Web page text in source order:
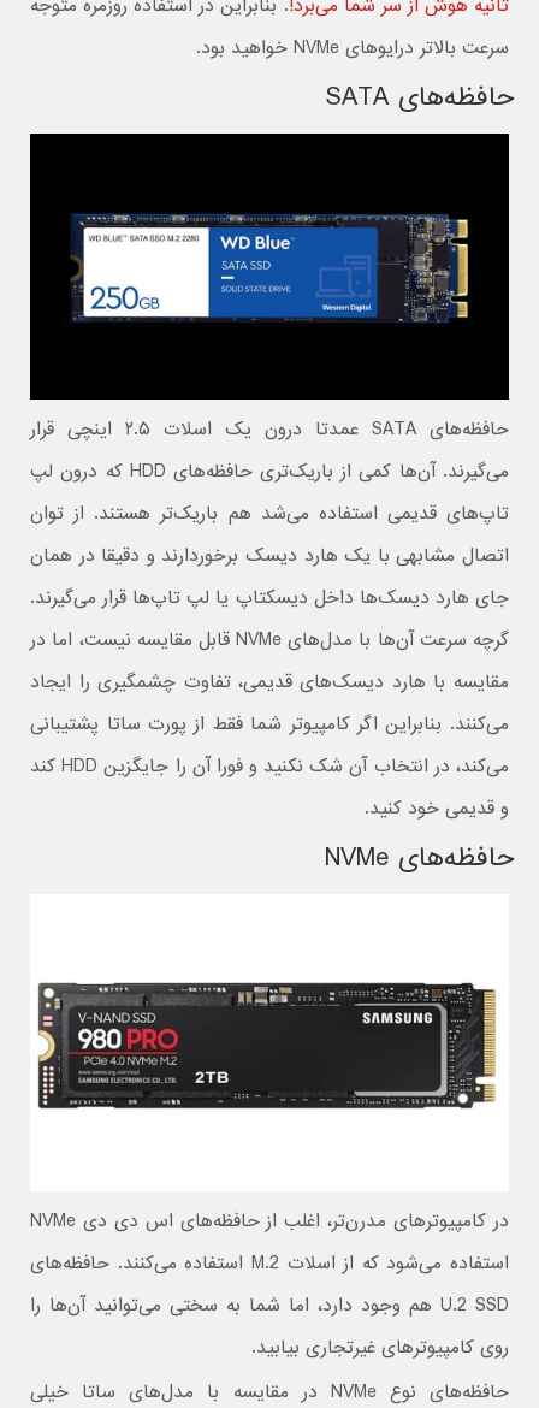
ثانیه هوش از سر شما می‌برد!. بنابراین در استفاده روزمره متوجه
سرعت بالاتر درایوهای NVMe خواهید بود.
حافظه‌های SATA
حافظه‌های SATA عمدتا درون یک اسلات ۲.۵ اینچی قرار
می‌گیرند. آن‌ها کمی از باریک‌تری حافظه‌های HDD که درون لپ
تاپ‌های قدیمی استفاده می‌شد هم باریک‌تر هستند. از توان
اتصال مشابهی با یک هارد دیسک برخوردارند و دقیقا در همان
جای هارد دیسک‌ها داخل دیسکتاپ یا لپ تاپ‌ها قرار می‌گیرند.
گرچه سرعت آن‌ها با مدل‌های NVMe قابل مقایسه نیست، اما در
مقایسه با هارد دیسک‌های قدیمی، تفاوت چشمگیری را ایجاد
می‌کنند. بنابراین اگر کامپیوتر شما فقط از پورت ساتا پشتیبانی
می‌کند، در انتخاب آن شک نکنید و فورا آن را جایگزین HDD کند
و قدیمی خود کنید.
حافظه‌های NVMe
در کامپیوترهای مدرن‌تر، اغلب از حافظه‌های اس دی دی NVMe
استفاده می‌شود که از اسلات M.2 استفاده می‌کنند. حافظه‌های
U.2 SSD هم وجود دارد، اما شما به سختی می‌توانید آن‌ها را
روی کامپیوترهای غیرتجاری بیابید.
حافظه‌های نوع NVMe در مقایسه با مدل‌های ساتا خیلی